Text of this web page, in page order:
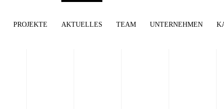
PROJEKTE AKTUELLES TEAM UNTERNEHMEN